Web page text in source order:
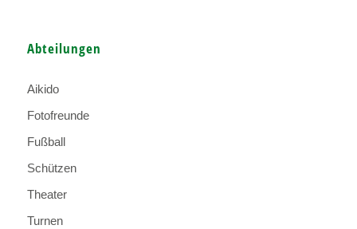
Abteilungen
Aikido
Fotofreunde
Fußball
Schützen
Theater
Turnen